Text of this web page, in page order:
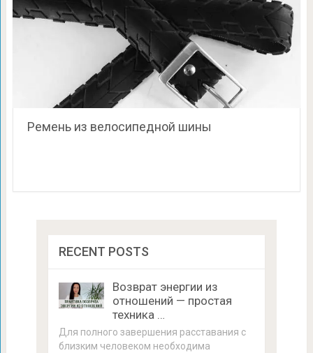
Ремень из велосипедной шины
RECENT POSTS
Возврат энергии из
отношений — простая
техника …
Для полного завершения расставания с
близким человеком необходима